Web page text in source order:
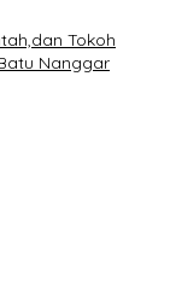
Tokoh
Nanggar